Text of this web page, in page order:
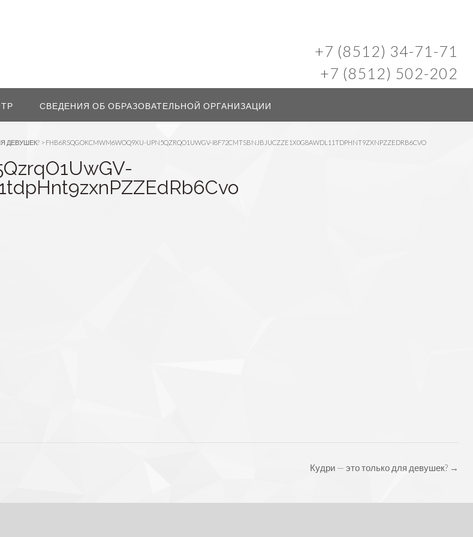
+7 (8512) 34-71-71
+7 (8512) 502-202
СВЕДЕНИЯ ОБ ОБРАЗОВАТЕЛЬНОЙ ОРГАНИЗАЦИИ
ДЕВУШЕК? > FHB6RSQGOKCMWM6WOQ9XU-UPN5QZRQO1UWGV-I8F72CMTSBNJBJUCZZE1X0G8AWDL11TDPHNT9ZXNPZZEDRB6CVO
Кудри — это только для девушек? →